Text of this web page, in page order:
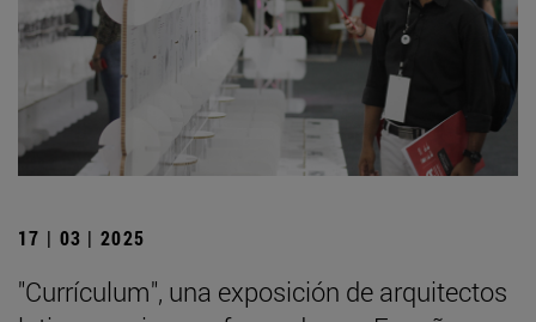
17 | 03 | 2025
"Currículum", una exposición de arquitectos